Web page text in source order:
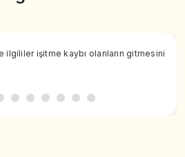
işitme kaybı olanların gitmesini